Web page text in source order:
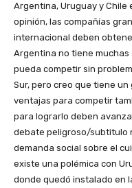
Argentina, Uruguay y
opinión, las compañías
internacional deben
Argentina no tiene
pueda competir sin
Sur, pero creo que tiene
ventajas para competir
para lograrlo deben
debate peligroso/subtitulo
demanda social sobre el
existe una polémica con
donde quedó instalado en